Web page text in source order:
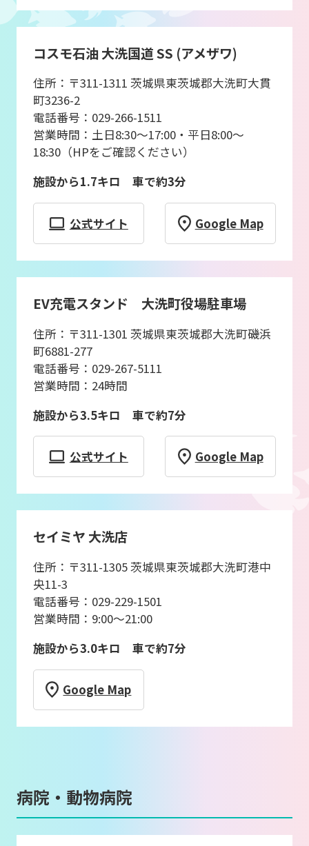
コスモ石油 大洗国道 SS (アメザワ)
住所：〒311-1311 茨城県東茨城郡大洗町大貫
町3236-2
電話番号：029-266-1511
営業時間：土日8:30〜17:00・平日8:00〜
18:30（HPをご確認ください）
施設から1.7キロ 車で約3分
公式サイト Google Map
EV充電スタンド 大洗町役場駐車場
住所：〒311-1301 茨城県東茨城郡大洗町磯浜
町6881-277
電話番号：029-267-5111
営業時間：24時間
施設から3.5キロ 車で約7分
公式サイト Google Map
セイミヤ 大洗店
住所：〒311-1305 茨城県東茨城郡大洗町港中
央11-3
電話番号：029-229-1501
営業時間：9:00～21:00
施設から3.0キロ 車で約7分
Google Map
病院・動物病院